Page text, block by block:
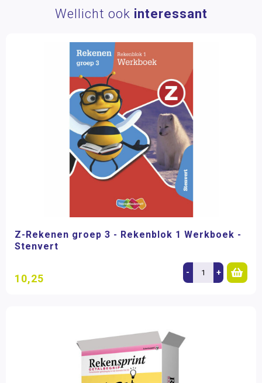
Wellicht ook interessant
Z-Rekenen groep 3 - Rekenblok 1 Werkboek -
Stenvert
10,25 - +